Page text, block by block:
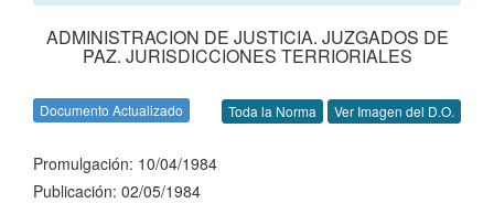
ADMINISTRACION DE JUSTICIA. JUZGADOS DE
PAZ. JURISDICCIONES TERRIORIALES
Documento Actualizado Toda la Norma Ver Imagen del D.O.
Promulgación: 10/04/1984
Publicación: 02/05/1984